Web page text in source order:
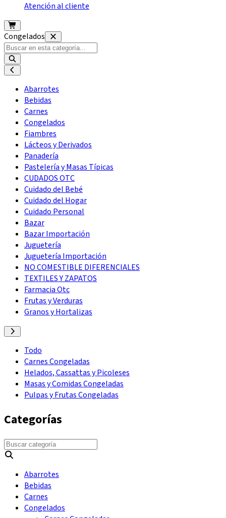
Atención al cliente
Congelados
Abarrotes
Bebidas
Carnes
Congelados
Fiambres
Lácteos y Derivados
Panadería
Pastelería y Masas Típicas
CUDADOS OTC
Cuidado del Bebé
Cuidado del Hogar
Cuidado Personal
Bazar
Bazar Importación
Juguetería
Juguetería Importación
NO COMESTIBLE DIFERENCIALES
TEXTILES Y ZAPATOS
Farmacia Otc
Frutas y Verduras
Granos y Hortalizas
Todo
Carnes Congeladas
Helados, Cassattas y Picoleses
Masas y Comidas Congeladas
Pulpas y Frutas Congeladas
Categorías
Abarrotes
Bebidas
Carnes
Congelados